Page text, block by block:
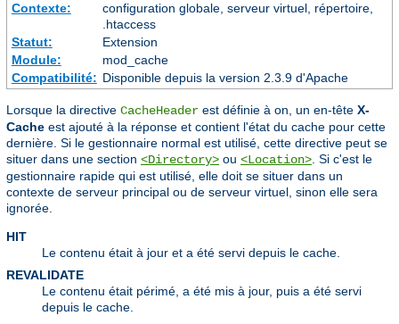
Contexte:
configuration globale, serveur virtuel, répertoire,
.htaccess
Statut:
Extension
Module:
mod_cache
Compatibilité: Disponible depuis la version 2.3.9 d'Apache
Lorsque la directive CacheHeader est définie à on, un en-tête X-
Cache est ajouté à la réponse et contient l'état du cache pour cette
dernière. Si le gestionnaire normal est utilisé, cette directive peut se
situer dans une section <Directory> ou <Location>. Si c'est le
gestionnaire rapide qui est utilisé, elle doit se situer dans un
contexte de serveur principal ou de serveur virtuel, sinon elle sera
ignorée.
HIT
Le contenu était à jour et a été servi depuis le cache.
REVALIDATE
Le contenu était périmé, a été mis à jour, puis a été servi
depuis le cache.